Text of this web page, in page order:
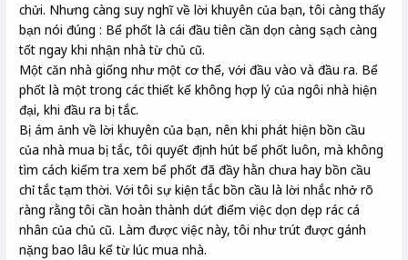
chửi. Nhưng càng suy nghĩ về lời khuyên của bạn, tôi càng thấy
bạn nói đúng : Bể phốt là cái đầu tiên cần dọn càng sạch càng
tốt ngay khi nhận nhà từ chủ cũ.
Một căn nhà giống như một cơ thể, với đầu vào và đầu ra. Bể
phốt là một trong các thiết kế không hợp lý của ngôi nhà hiện
đại, khi đầu ra bị tắc.
Bị ám ảnh về lời khuyên của bạn, nên khi phát hiện bồn cầu
của nhà mua bị tắc, tôi quyết định hút bể phốt luôn, mà không
tìm cách kiểm tra xem bể phốt đã đầy hằn chưa hay bồn cầu
chỉ tắc tạm thời. Với tôi sự kiện tắc bồn cầu là lời nhắc nhở rõ
ràng rằng tôi cần hoàn thành dứt điểm việc dọn dẹp rác cá
nhân của chủ cũ. Làm được việc này, tôi như trút được gánh
nặng bao lâu kể từ lúc mua nhà.